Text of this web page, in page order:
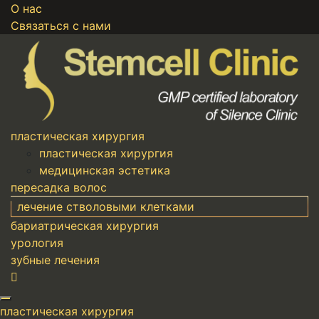
О нас
Связаться с нами
пластическая хирургия
пластическая хирургия
медицинская эстетика
пересадка волос
лечение стволовыми клетками
бариатрическая хирургия
урология
зубные лечения
пластическая хирургия